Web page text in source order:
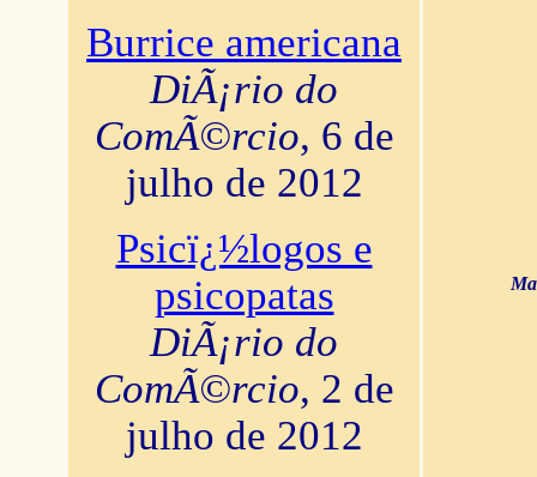
Burrice americana
DiÃ¡rio do
ComÃ©rcio, 6 de
julho de 2012
Psicï¿½logos e
psicopatas
DiÃ¡rio do
ComÃ©rcio, 2 de
julho de 2012